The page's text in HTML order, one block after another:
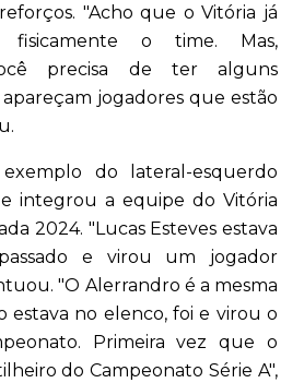
"Acho que o Vitória já
fisicamente o time. Mas,
precisa de ter alguns
jogadores que estão
do lateral-esquerdo
integrou a equipe do Vitória
2024. "Lucas Esteves estava
e virou um jogador
"O Alerrandro é a mesma
estava no elenco, foi e virou o
Primeira vez que o
do Campeonato Série A",